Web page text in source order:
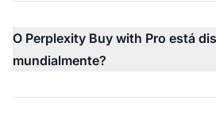
O Perplexity Buy with Pro está
mundialmente?